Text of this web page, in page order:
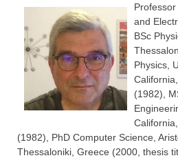
and
BSc
Physics,
(1982),
(1982), PhD Computer Science,
Thessaloniki, Greece (2000, thesis